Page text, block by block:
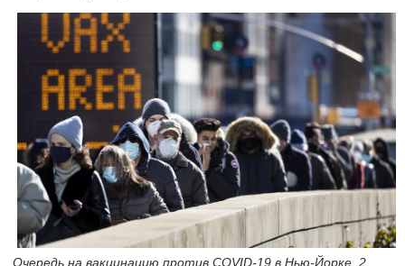
Очередь на вакцинацию против COVID-19 в Нью-Йорке, 2